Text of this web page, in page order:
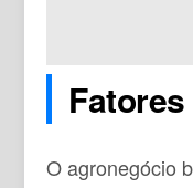
O agronegócio